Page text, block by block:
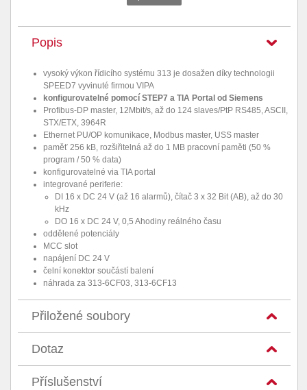
Popis
vysoký výkon řídicího systému 313 je dosažen díky technologii
SPEED7 vyvinuté firmou VIPA
konfigurovatelné pomocí STEP7 a TIA Portal od Siemens
Profibus-DP master, 12Mbit/s, až do 124 slaves/PtP RS485, ASCII,
STX/ETX, 3964R
Ethernet PU/OP komunikace, Modbus master, USS master
paměť 256 kB, rozšiřitelná až do 1 MB pracovní paměti (50 %
program / 50 % data)
konfigurovatelné via TIA portal
integrované periferie:
DI 16 x DC 24 V (až 16 alarmů), čítač 3 x 32 Bit (AB), až do 30
kHz
DO 16 x DC 24 V, 0,5 Ahodiny reálného času
oddělené potenciály
MCC slot
napájení DC 24 V
čelní konektor součástí balení
náhrada za 313-6CF03, 313-6CF13
Přiložené soubory
Dotaz
Příslušenství